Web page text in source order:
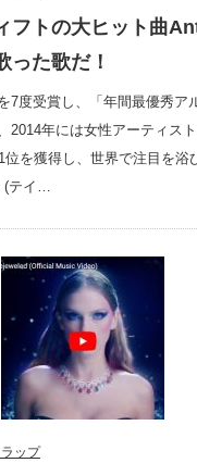
フトの大ヒット曲
った歌だ！
7度受賞し、「年間最優秀ア
2014年には女性アーティス
を獲得し、世界で注目を浴
(テイ…
ップ